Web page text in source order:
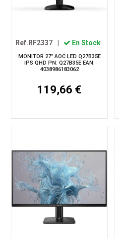
Ref.RF2337 | En Stock
MONITOR 27" AOC LED Q27B35E
IPS QHD PN: Q27B35E EAN:
4038986183062
119,66 €